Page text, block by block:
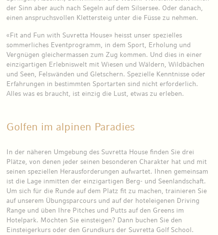
der Sinn aber auch nach Segeln auf dem Silsersee. Oder danach,
einen anspruchsvollen Klettersteig unter die Füsse zu nehmen.
«Fit and Fun with Suvretta House» heisst unser spezielles
sommerliches Eventprogramm, in dem Sport, Erholung und
Vergnügen gleichermassen zum Zug kommen. Und dies in einer
einzigartigen Erlebniswelt mit Wiesen und Wäldern, Wildbächen
und Seen, Felswänden und Gletschern. Spezielle Kenntnisse oder
Erfahrungen in bestimmten Sportarten sind nicht erforderlich.
Alles was es braucht, ist einzig die Lust, etwas zu erleben.
Golfen im alpinen Paradies
In der näheren Umgebung des Suvretta House finden Sie drei
Plätze, von denen jeder seinen besonderen Charakter hat und mit
seinen speziellen Herausforderungen aufwartet. Ihnen gemeinsam
ist die Lage inmitten der einzigartigen Berg- und Seenlandschaft.
Um sich für die Runde auf dem Platz fit zu machen, trainieren Sie
auf unserem Übungsparcours und auf der hoteleigenen Driving
Range und üben Ihre Pitches und Putts auf den Greens im
Hotelpark. Möchten Sie einsteigen? Dann buchen Sie den
Einsteigerkurs oder den Grundkurs der Suvretta Golf School.